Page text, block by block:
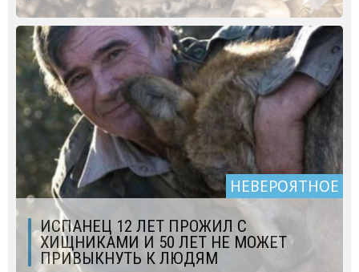
НЕВЕРОЯТНОЕ
ИСПАНЕЦ 12 ЛЕТ ПРОЖИЛ С
ХИЩНИКАМИ И 50 ЛЕТ НЕ МОЖЕТ
ПРИВЫКНУТЬ К ЛЮДЯМ